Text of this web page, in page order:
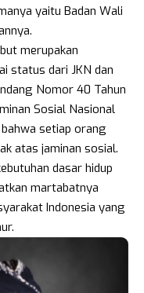
yaitu Badan Wali
merupakan
status dari JKN dan
Nomor 40 Tahun
Sosial Nasional
setiap orang
atas jaminan sosial.
dasar hidup
martabatnya
Indonesia yang